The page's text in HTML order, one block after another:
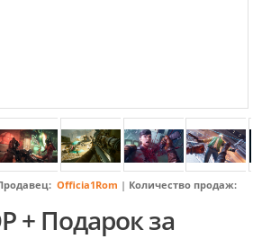
Officia1Rom | Количество продаж:
+ Подарок за